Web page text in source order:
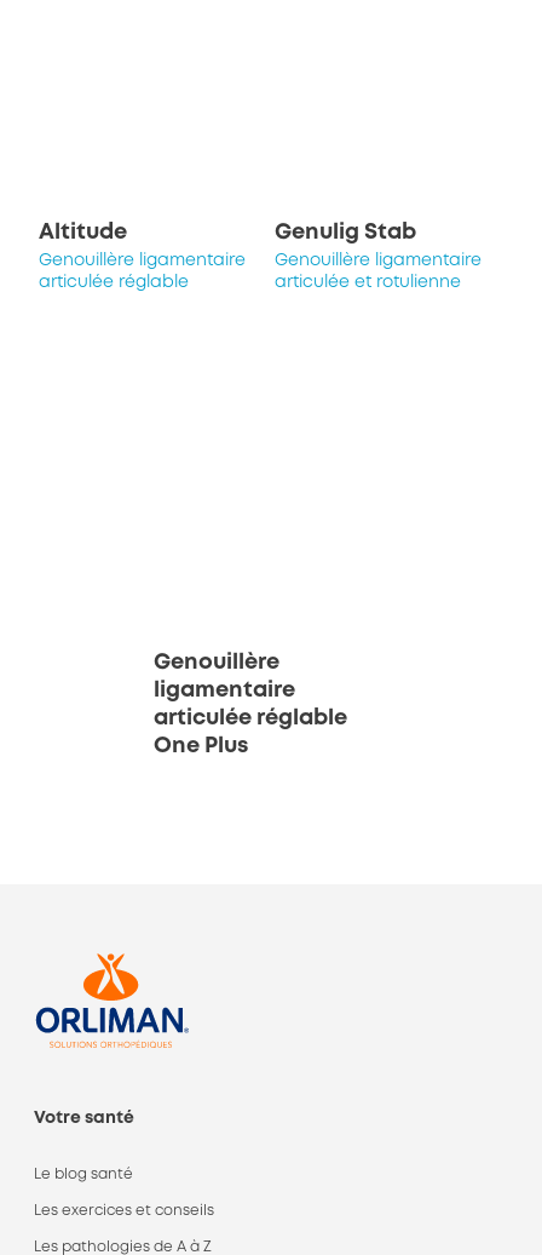
Altitude
Genouillère ligamentaire
articulée réglable
Genulig Stab
Genouillère ligamentaire
articulée et rotulienne
Genouillère
ligamentaire
articulée réglable
One Plus
Votre santé
Le blog santé
Les exercices et conseils
Les pathologies de A à Z